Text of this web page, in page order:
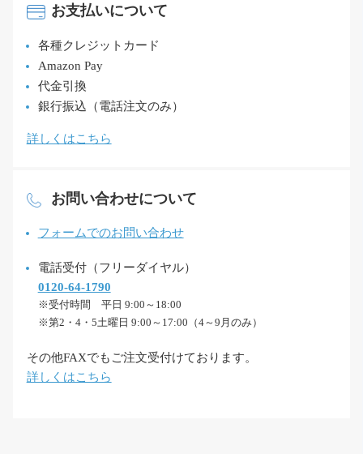
お支払いについて
各種クレジットカード
Amazon Pay
代金引換
銀行振込（電話注文のみ）
詳しくはこちら
お問い合わせについて
フォームでのお問い合わせ
電話受付（フリーダイヤル）
0120-64-1790
※受付時間 平日 9:00～18:00
※第2・4・5土曜日 9:00～17:00（4～9月のみ）
その他FAXでもご注文受付けております。
詳しくはこちら